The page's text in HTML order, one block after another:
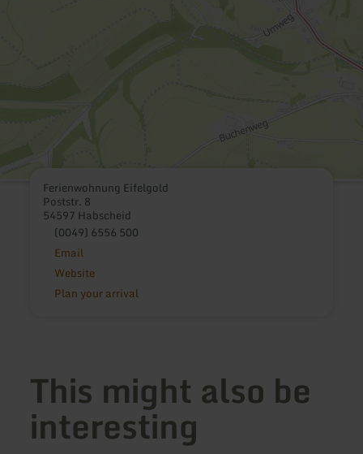
Ferienwohnung Eifelgold
Poststr. 8
54597 Habscheid
(0049) 6556 500
Email
Website
Plan your arrival
This might also be
interesting